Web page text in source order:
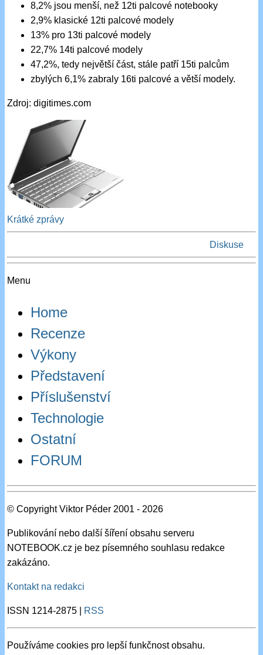
8,2% jsou menší, než 12ti palcové notebooky
2,9% klasické 12ti palcové modely
13% pro 13ti palcové modely
22,7% 14ti palcové modely
47,2%, tedy největší část, stále patří 15ti palcům
zbylých 6,1% zabraly 16ti palcové a větší modely.
Zdroj: digitimes.com
Krátké zprávy
Diskuse
Menu
Home
Recenze
Výkony
Představení
Příslušenství
Technologie
Ostatní
FORUM
© Copyright Viktor Péder 2001 - 2026
Publikování nebo další šíření obsahu serveru
NOTEBOOK.cz je bez písemného souhlasu redakce
zakázáno.
Kontakt na redakci
ISSN 1214-2875 | RSS
Používáme cookies pro lepší funkčnost obsahu.